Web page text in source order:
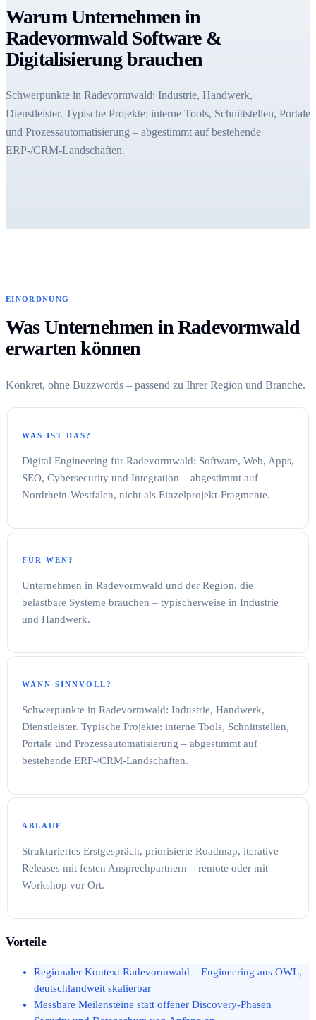
Warum Unternehmen in
Radevormwald Software &
Digitalisierung brauchen
Schwerpunkte in Radevormwald: Industrie, Handwerk,
Dienstleister. Typische Projekte: interne Tools, Schnittstellen, Portale
und Prozessautomatisierung – abgestimmt auf bestehende
ERP-/CRM-Landschaften.
EINORDNUNG
Was Unternehmen in Radevormwald
erwarten können
Konkret, ohne Buzzwords – passend zu Ihrer Region und Branche.
WAS IST DAS?
Digital Engineering für Radevormwald: Software, Web, Apps,
SEO, Cybersecurity und Integration – abgestimmt auf
Nordrhein-Westfalen, nicht als Einzelprojekt-Fragmente.
FÜR WEN?
Unternehmen in Radevormwald und der Region, die
belastbare Systeme brauchen – typischerweise in Industrie
und Handwerk.
WANN SINNVOLL?
Schwerpunkte in Radevormwald: Industrie, Handwerk,
Dienstleister. Typische Projekte: interne Tools, Schnittstellen,
Portale und Prozessautomatisierung – abgestimmt auf
bestehende ERP-/CRM-Landschaften.
ABLAUF
Strukturiertes Erstgespräch, priorisierte Roadmap, iterative
Releases mit festen Ansprechpartnern – remote oder mit
Workshop vor Ort.
Vorteile
Regionaler Kontext Radevormwald – Engineering aus OWL,
deutschlandweit skalierbar
Messbare Meilensteine statt offener Discovery-Phasen